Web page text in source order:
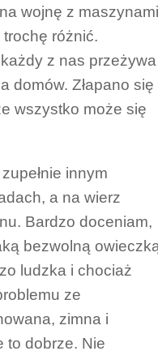
wojnę z
różnić.
z nas przeżywa
domów. Złapano się
wszystko może się
innym
a na wierz
Bardzo doceniam,
bezwolną
ludzka i chociaż
ze
zimna i
to dobrze. Nie